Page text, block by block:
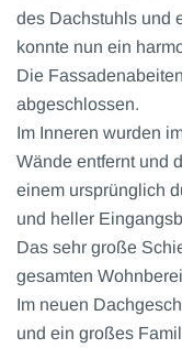
des Dachstuhls und
konnte nun ein
Die
abgeschlossen.
Im Inneren wurden
Wände entfernt und
einem ursprünglich
und heller
Das sehr große
gesamten
Im neuen
und ein großes